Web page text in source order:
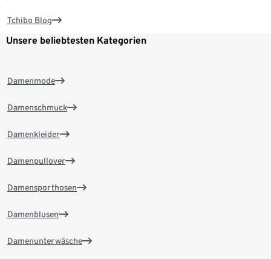
Tchibo Blog
Unsere beliebtesten Kategorien
Damenmode
Damenschmuck
Damenkleider
Damenpullover
Damensporthosen
Damenblusen
Damenunterwäsche